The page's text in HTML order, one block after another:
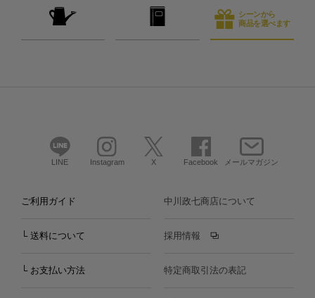
シーンから
商品を選べます
LINE Instagram X Facebook メールマガジン
ご利用ガイド
└ 送料について
└ お支払い方法
中川政七商店について
採用情報
特定商取引法の表記